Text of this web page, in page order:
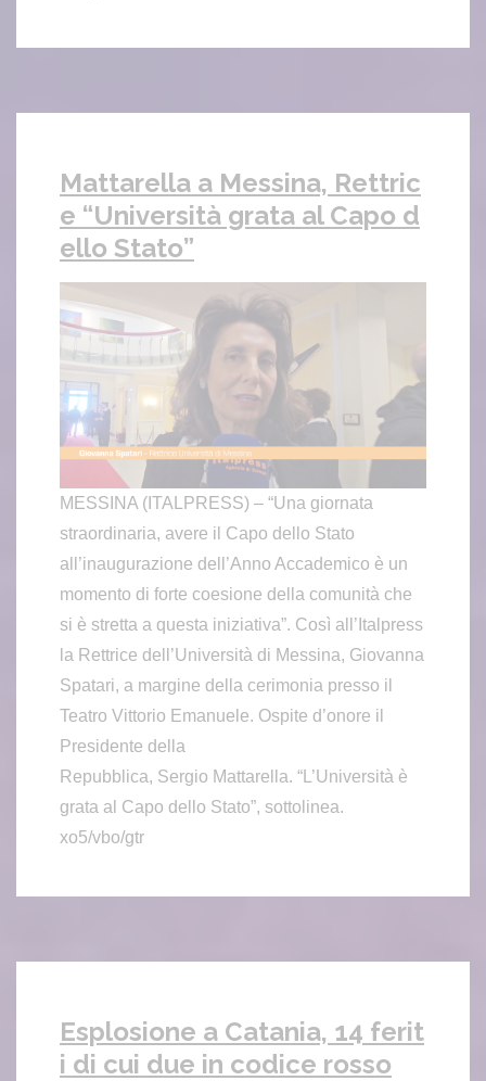
Mattarella a Messina, Rettric
e “Università grata al Capo d
ello Stato”
MESSINA (ITALPRESS) – “Una giornata
straordinaria, avere il Capo dello Stato
all’inaugurazione dell’Anno Accademico è un
momento di forte coesione della comunità che
si è stretta a questa iniziativa”. Così all’Italpress
la Rettrice dell’Università di Messina, Giovanna
Spatari, a margine della cerimonia presso il
Teatro Vittorio Emanuele. Ospite d’onore il
Presidente della
Repubblica, Sergio Mattarella. “L’Università è
grata al Capo dello Stato”, sottolinea.
xo5/vbo/gtr
Esplosione a Catania, 14 ferit
i di cui due in codice rosso